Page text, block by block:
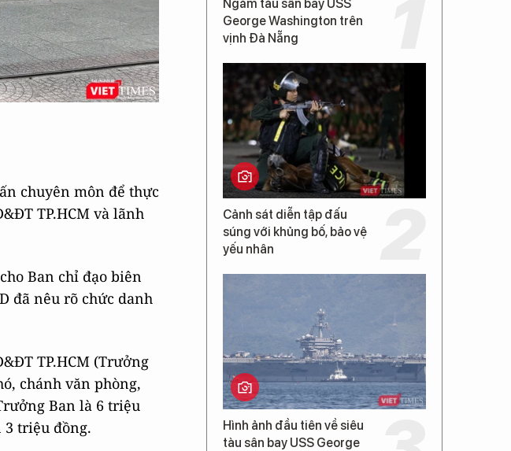
chuyên môn để thực
TP.HCM và lãnh
Ban chỉ đạo biên
đã nêu rõ chức danh
TP.HCM (Trưởng
chánh văn phòng,
Ban là 6 triệu
triệu đồng.
Ngắm tàu sân bay USS
George Washington trên
vịnh Đà Nẵng
Cảnh sát diễn tập đấu
súng với khủng bố, bảo vệ
yếu nhân
Hình ảnh đầu tiên về siêu
tàu sân bay USS George